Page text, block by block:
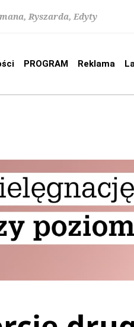
Ryszarda, Edyty
PROGRAM Reklama